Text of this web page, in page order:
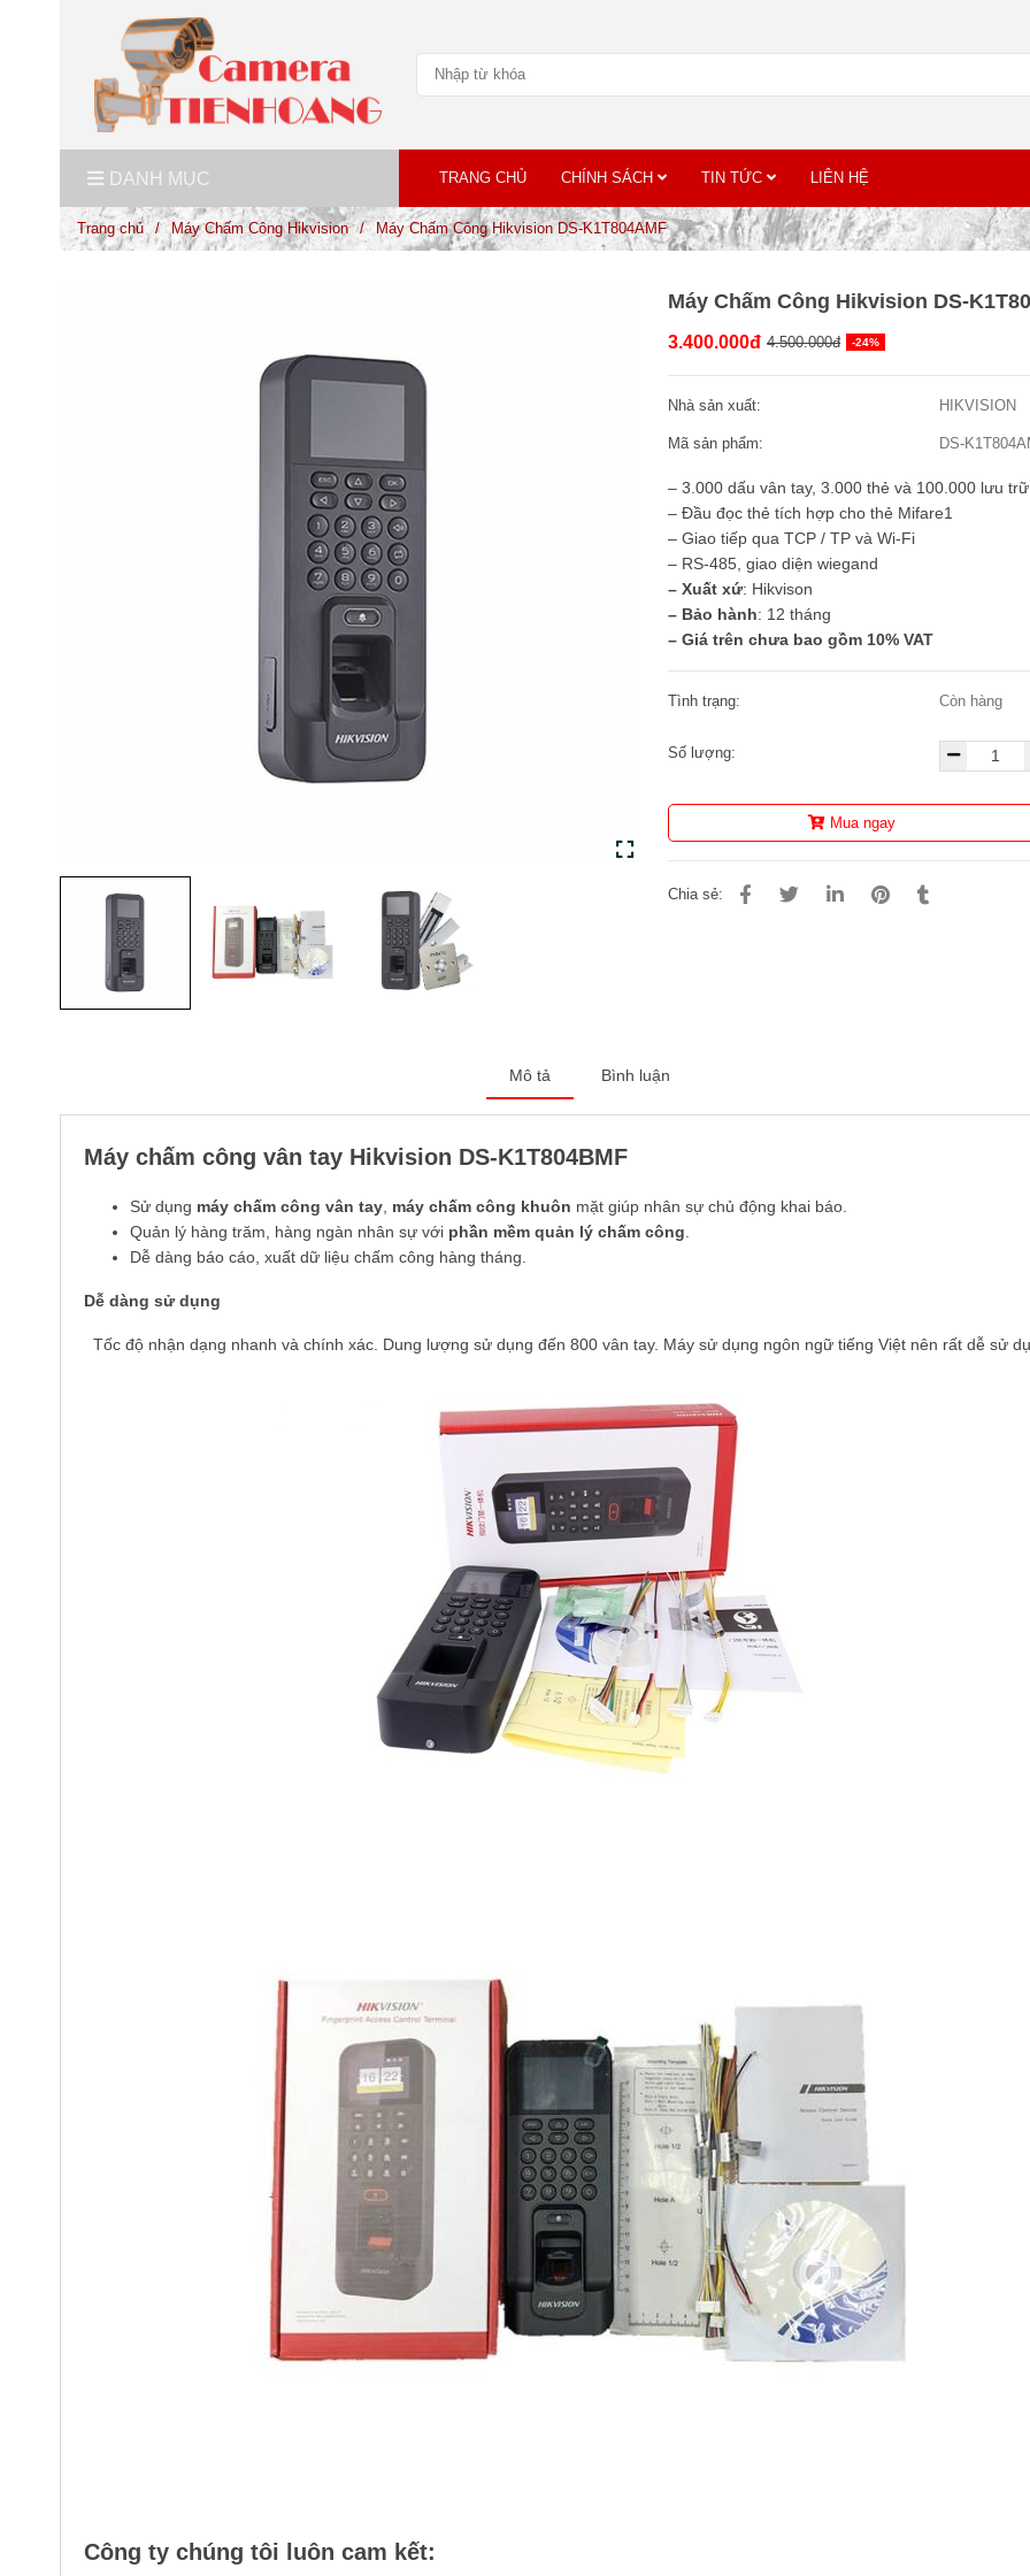
DANH MỤC TRANG CHỦ CHÍNH SÁCH TIN TỨC LIÊN HỆ
Trang chủ / Máy Chấm Công Hikvision / Máy Chấm Công Hikvision DS-K1T804AMF
Máy Chấm Công Hikvision DS-
3.400.000đ 4.500.000đ -24%
Nhà sản xuất: HIKVISION
Mã sản phẩm: DS-
– 3.000 dấu vân tay, 3.000 thẻ và 100.000 lưu
– Đầu đọc thẻ tích hợp cho thẻ Mifare1
– Giao tiếp qua TCP / TP và Wi-Fi
– RS-485, giao diện wiegand
– Xuất xứ: Hikvison
– Bảo hành: 12 tháng
– Giá trên chưa bao gồm 10% VAT
Tình trạng: Còn hàng
Số lượng:
Mua ngay
Chia sẻ:
Mô tả Bình luận
Máy chấm công vân tay Hikvision DS-K1T804BMF
Sử dụng máy chấm công vân tay máy chấm công khuôn mặt giúp nhân sự chủ động khai báo.
Quản lý hàng trăm, hàng ngàn nhân sự với phần mềm quản lý chấm công
Dễ dàng báo cáo, xuất dữ liệu chấm công hàng tháng.
Dễ dàng sử dụng
Tốc độ nhận dạng nhanh và chính xác. Dung lượng sử dụng đến 800 vân tay. Máy sử dụng ngôn ngữ tiếng Việt nên rất dễ sử
Công ty chúng tôi luôn cam kết: